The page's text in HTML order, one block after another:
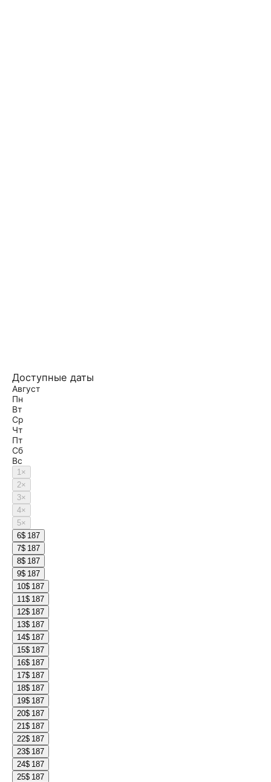
Доступные даты
Август
Пн
Вт
Ср
Чт
Пт
Сб
Вс
1×
2×
3×
4×
5×
6$ 187
7$ 187
8$ 187
9$ 187
10$ 187
11$ 187
12$ 187
13$ 187
14$ 187
15$ 187
16$ 187
17$ 187
18$ 187
19$ 187
20$ 187
21$ 187
22$ 187
23$ 187
24$ 187
25$ 187